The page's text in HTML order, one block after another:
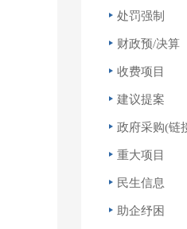
处罚强制
财政预/决算
收费项目
建议提案
政府采购(链
重大项目
民生信息
助企纾困